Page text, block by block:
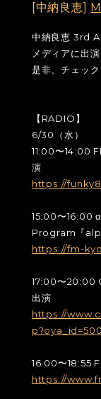
[中納良恵]
中納良恵 3rd
メディアに出
是非、チェック
【RADIO】
6/30（水）
11:00〜14:00
演
https://
15:00〜16:00
Program『
https://fm-
17:00〜20:00
出演
https://
p?oya_id=500
16:00〜18:55
https://